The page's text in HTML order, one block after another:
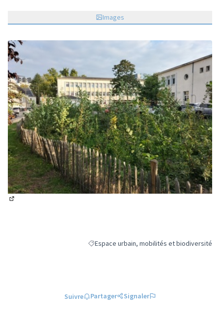
Images
Filtrer les résultats de la catégorie :
Espace urbain, mobilités et biodiversité
Suivre Partager Signaler